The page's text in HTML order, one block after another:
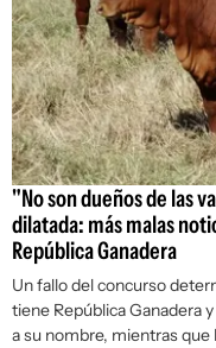
"No son dueños de las
dilatada: más malas
República Ganadera
Un fallo del concurso
tiene República Ganadera
a su nombre, mientras que